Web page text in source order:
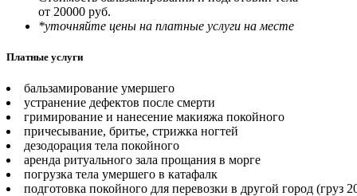
от 20000 руб.
*уточняйте цены на платные услуги на месте
Платные услуги
бальзамирование умершего
устранение дефектов после смерти
гримирование и нанесение макияжа покойного
причесывание, бритье, стрижка ногтей
дезодорация тела покойного
аренда ритуального зала прощания в морге
погрузка тела умершего в катафалк
подготовка покойного для перевозки в другой город (груз